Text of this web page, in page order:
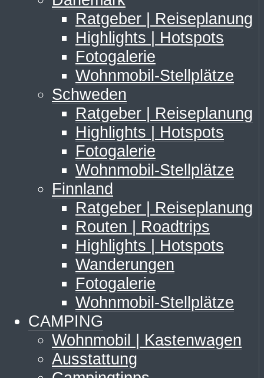
Ratgeber | Reiseplanung
Highlights | Hotspots
Fotogalerie
Wohnmobil-Stellplätze
Schweden
Ratgeber | Reiseplanung
Highlights | Hotspots
Fotogalerie
Wohnmobil-Stellplätze
Finnland
Ratgeber | Reiseplanung
Routen | Roadtrips
Highlights | Hotspots
Wanderungen
Fotogalerie
Wohnmobil-Stellplätze
CAMPING
Wohnmobil | Kastenwagen
Ausstattung